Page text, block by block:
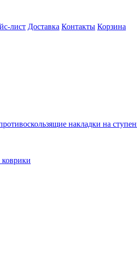
лист Доставка Контакты Корзина
накладки на